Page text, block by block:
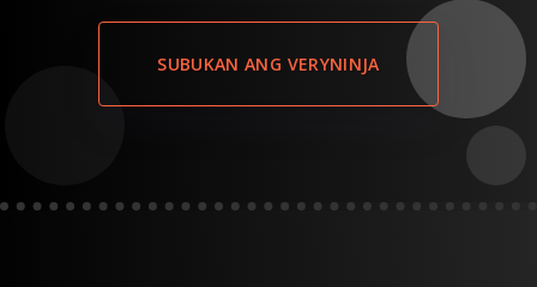
SUBUKAN ANG VERYNINJA